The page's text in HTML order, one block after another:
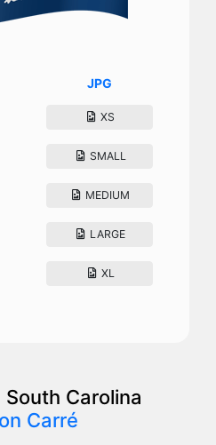
JPG
XS
SMALL
MEDIUM
LARGE
XL
Carolina
Carré